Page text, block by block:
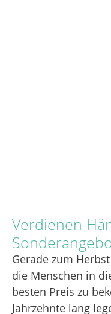
Verdienen
Gerade zum
die Menschen in
besten Preis zu
Jahrzehnte lang